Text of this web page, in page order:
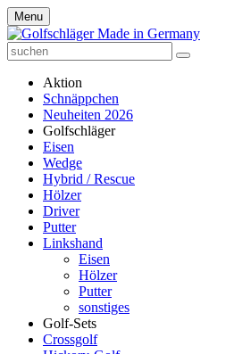
Menu
Aktion
Schnäppchen
Neuheiten 2026
Golfschläger
Eisen
Wedge
Hybrid / Rescue
Hölzer
Driver
Putter
Linkshand
Eisen
Hölzer
Putter
sonstiges
Golf-Sets
Crossgolf